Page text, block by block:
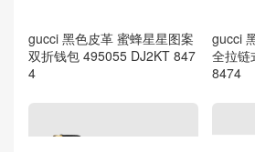
gucci 黑色皮革 蜜蜂星星图案
双折钱包 495055 DJ2KT 847
4
gucci
全拉链
8474